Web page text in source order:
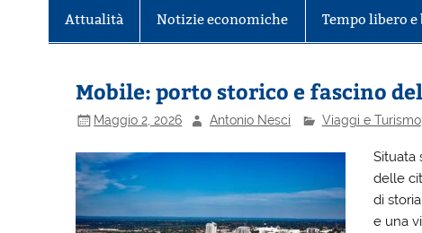
Attualità Notizie economiche Tempo libero e
Mobile: porto storico e fascino
Maggio 2, 2026 Antonio Nesci Viaggi e Turismo
Situata
delle
di
e una